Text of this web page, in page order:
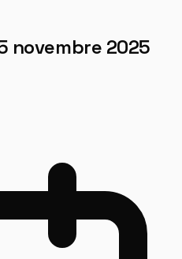
novembre 2025